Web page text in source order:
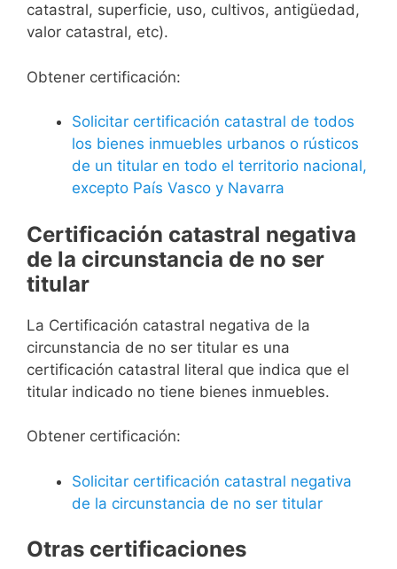
catastral, superficie, uso, cultivos, antigüedad,
valor catastral, etc).
Obtener certificación:
Solicitar certificación catastral de todos
los bienes inmuebles urbanos o rústicos
de un titular en todo el territorio nacional,
excepto País Vasco y Navarra
Certificación catastral negativa
de la circunstancia de no ser
titular
La Certificación catastral negativa de la
circunstancia de no ser titular es una
certificación catastral literal que indica que el
titular indicado no tiene bienes inmuebles.
Obtener certificación:
Solicitar certificación catastral negativa
de la circunstancia de no ser titular
Otras certificaciones